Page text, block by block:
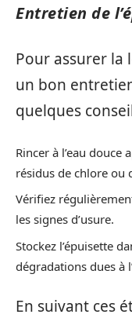
Entretien de
Pour assurer la
un bon
quelques
Rincer à l’eau douce
résidus de chlore ou
Vérifiez
les signes d’usure.
Stockez l’épuisette
dégradations dues à
En suivant ces